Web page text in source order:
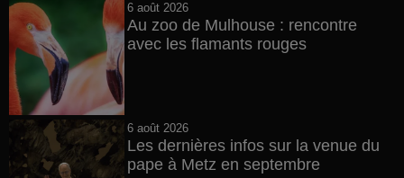
6 août 2026
Au zoo de Mulhouse : rencontre
avec les flamants rouges
6 août 2026
Les dernières infos sur la venue du
pape à Metz en septembre